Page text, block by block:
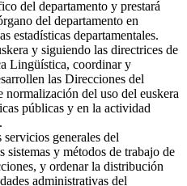
del departamento y prestará
del departamento en
estadísticas departamentales.
y siguiendo las directrices de
Lingüística, coordinar y
las Direcciones del
normalización del uso del euskera
públicas y en la actividad
generales del
sistemas y métodos de trabajo de
y ordenar la distribución
administrativas del